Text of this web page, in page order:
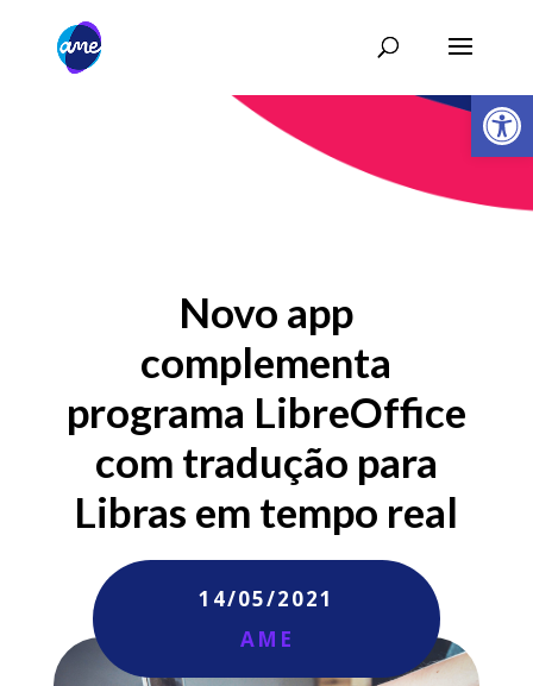
Abrir
Novo app
complementa
programa LibreOffice
com tradução para
Libras em tempo real
14/05/2021
AME